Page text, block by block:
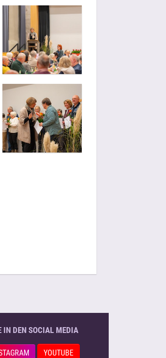
IN DEN SOCIAL MEDIA
YOUTUBE